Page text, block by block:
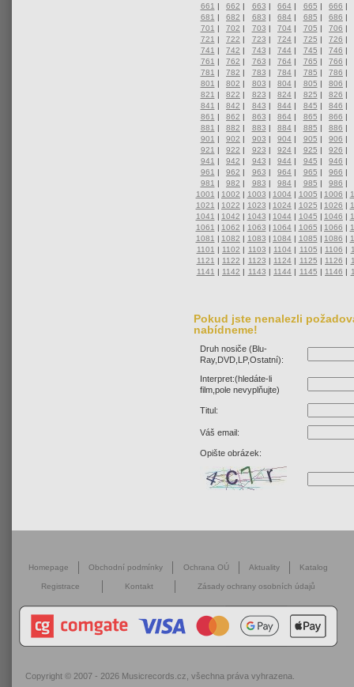
661 | 662 | 663 | 664 | 665 | 666 |
681 | 682 | 683 | 684 | 685 | 686 |
701 | 702 | 703 | 704 | 705 | 706 |
721 | 722 | 723 | 724 | 725 | 726 |
741 | 742 | 743 | 744 | 745 | 746 |
761 | 762 | 763 | 764 | 765 | 766 |
781 | 782 | 783 | 784 | 785 | 786 |
801 | 802 | 803 | 804 | 805 | 806 |
821 | 822 | 823 | 824 | 825 | 826 |
841 | 842 | 843 | 844 | 845 | 846 |
861 | 862 | 863 | 864 | 865 | 866 |
881 | 882 | 883 | 884 | 885 | 886 |
901 | 902 | 903 | 904 | 905 | 906 |
921 | 922 | 923 | 924 | 925 | 926 |
941 | 942 | 943 | 944 | 945 | 946 |
961 | 962 | 963 | 964 | 965 | 966 |
981 | 982 | 983 | 984 | 985 | 986 |
1001 | 1002 | 1003 | 1004 | 1005 | 1006 |
1021 | 1022 | 1023 | 1024 | 1025 | 1026 |
1041 | 1042 | 1043 | 1044 | 1045 | 1046 |
1061 | 1062 | 1063 | 1064 | 1065 | 1066 |
1081 | 1082 | 1083 | 1084 | 1085 | 1086 |
1101 | 1102 | 1103 | 1104 | 1105 | 1106 |
1121 | 1122 | 1123 | 1124 | 1125 | 1126 |
1141 | 1142 | 1143 | 1144 | 1145 | 1146 |
Pokud jste nenalezli
nabídneme!
Druh nosiče (Blu-
Ray,DVD,LP,Ostatní):
Interpret:(hledáte-li
film,pole nevyplňujte)
Titul:
Váš email:
Opište obrázek:
Homepage Obchodní podmínky Ochrana OÚ Aktuality Katalog
Registrace Kontakt Zásady ochrany osobních údajů
Copyright © 2007 - 2026 Musicrecords.cz , všechna práva vyhrazena.